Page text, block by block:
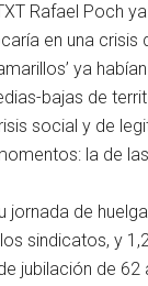
Rafael Poch
en una
ya
bajas de
social y de
la de
jornada de
sindicatos, y
jubilación de